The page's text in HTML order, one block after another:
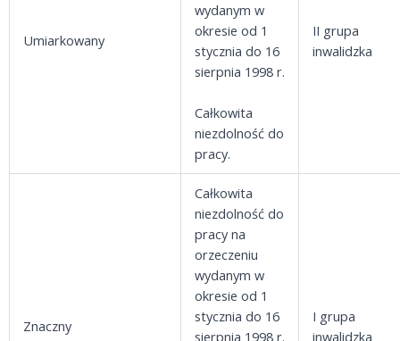
Umiarkowany
wydanym w
okresie od 1
stycznia do 16
sierpnia 1998 r.
Całkowita
niezdolność do
pracy.
II grupa
inwalidzka
Znaczny
Całkowita
niezdolność do
pracy na
orzeczeniu
wydanym w
okresie od 1
stycznia do 16
sierpnia 1998 r.
I grupa
inwalidzka